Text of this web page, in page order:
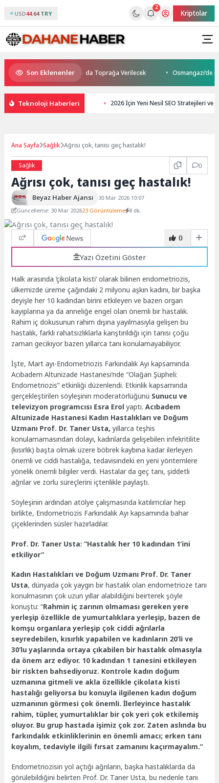
USD44.64 TRY
2
Kriptolar
Son Eklenenler
Kuzey Makedonya’da Toprağa Verilecek Osmangazi’de
Teknoloji Haberleri 2026 İçin Yeni Nesil SEO Stratejileri
Ana Sayfa Sağlık Ağrısı çok, tanısı geç hastalık!
Sağlık 0
Ağrısı çok, tanısı geç hastalık!
Beyaz Haber Ajansı
30 Mar 2026 10:07
Güncelleme: 30 Mar 202623 Görüntüleme 8 dk.
0
Yazı Özetini Göster
Halk arasında ‘çikolata kisti’ olarak bilinen endometriozis,
ülkemizde üreme çağındaki 2 milyonu aşkın kadını, bir başka
deyişle her 10 kadından birini etkileyen ve bazen organ
kayıplarına ya da anneliğe engel olan önemli bir hastalık.
Rahim iç dokusunun rahim dışına yayılmasıyla gelişen bu
hastalık, farklı rahatsızlıklarla karıştırıldığı için tanısı çoğu
zaman gecikiyor bazen yıllarca tanı konulamayabiliyor.
İşte, Mart ayı-Endometriozis Farkındalık Ayı kapsamında
Acıbadem Altunizade Hastanesi’nde “Olağan Şüpheli:
Endometriozis” etkinliği düzenlendi. Etkinlik kapsamında
gerçekleştirilen söyleşinin moderatörlüğünü Sunucu ve
televizyon programcısı Esra Erol yaptı.Acıbadem
Altunizade Hastanesi Kadın Hastalıkları ve Doğum
Uzmanı Prof. Dr. Taner Usta, yıllarca teşhis
konulamamasından dolayı, kadınlarda gelişebilen infekritilite
(kısırlık) başta olmak üzere böbrek kaybına kadar ilerleyen
önemli ve ciddi hastalığa, tedavisindeki en yeni yöntemlere
yönelik önemli bilgiler verdi. Hastalar da geç tanı, şiddetli
ağrılar ve zorlu süreçlerini içtenlikle paylaştı.
Söyleşinin ardından atölye çalışmasında katılımcılar hep
birlikte, Endometriozis Farkındalık Ayı kapsamında bahar
çiçeklerinden süsler hazırladılar.
Prof. Dr. Taner Usta: “Hastalık her 10 kadından 1’ini
etkiliyor”
Kadın Hastalıkları ve Doğum Uzmanı Prof. Dr. Taner
Usta, dünyada çok yaygın bir hastalık olan endometrioze tanı
konulmasının çok uzun yıllar alabildiğini beirterek şöyle
konuştu: “Rahmin iç zarının olmaması gereken yere
yerleşip özellikle de yumurtalıklara yerleşip, bazen de
komşu organlara yerleşip çok ciddi ağrılarla
seyredebilen, kısırlık yapabilen ve kadınların 20’li ve
30’lu yaşlarında ortaya çıkabilen bir hastalık olmasıyla
da önem arz ediyor. 10 kadından 1 tanesini etkileyen
bir riskten bahsediyoruz. Kontrole kadın doğum
uzmanına gitmeli ve akla özellikle çikolata kisti
hastalığı geliyorsa bu konuyla ilgilenen kadın doğum
uzmanının görmesi çok önemli. İlerleyince hastalık
rahim, tüpler, yumurtalıklar bir çok yeri çok etkilemiş
oluyor. Bu grup hastada işimiz çok zor. Zaten aslında bu
farkındalık etkinliklerinin en önemli amacı; erken tanı
koyalım, tedaviyle ilgili fırsat zamanını kaçırmayalım.”
Endometriozisin yol açtığı ağrıların, başka hastalıklarda da
görülebildiğini belirten Prof. Dr. Taner Usta, bu nedenle tanı